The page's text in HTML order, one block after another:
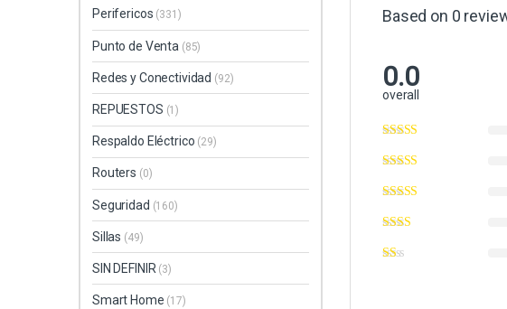
Based on 0
0.0
overall
Perifericos (331)
Punto de Venta (85)
Redes y Conectividad (92)
REPUESTOS (1)
Respaldo Eléctrico (29)
Routers (0)
Seguridad (160)
Sillas (49)
SIN DEFINIR (3)
Smart Home (17)